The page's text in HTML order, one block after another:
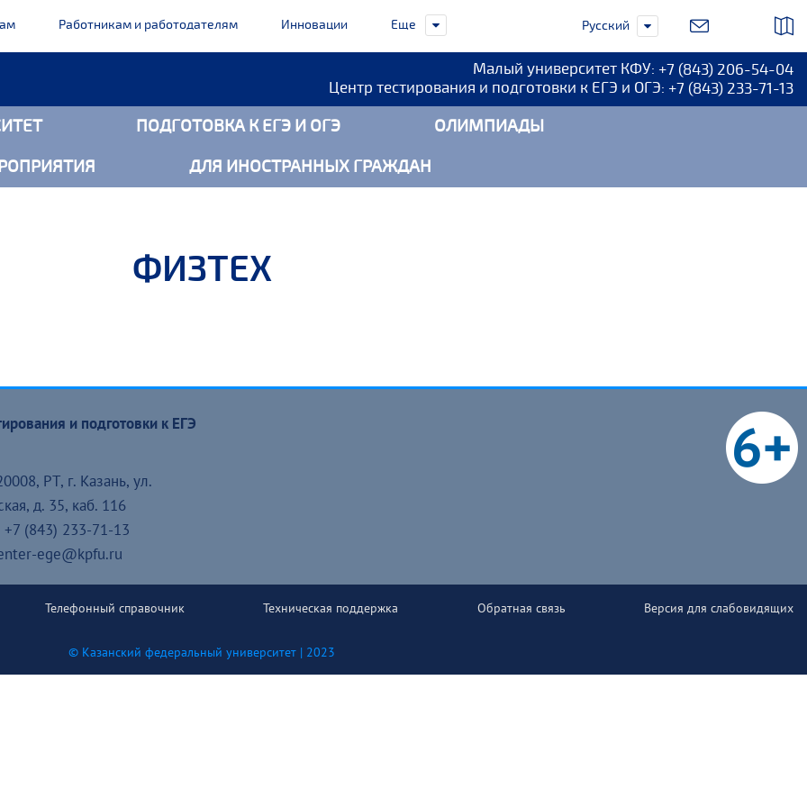
Работникам и работодателям Инновации Еще Русский
Малый университет КФУ: +7 (843) 206-54-04
Центр тестирования и подготовки к ЕГЭ и ОГЭ: +7 (843) 233-71-13
ПОДГОТОВКА К ЕГЭ И ОГЭ
ОЛИМПИАДЫ
ДЛЯ ИНОСТРАННЫХ ГРАЖДАН
ФИЗТЕХ
и подготовки к ЕГЭ
РТ, г. Казань, ул.
д. 35, каб. 116
(843) 233-71-13
ege@kpfu.ru
Телефонный справочник Техническая поддержка Обратная связь Версия для слабовидящих
© Казанский федеральный университет | 2023